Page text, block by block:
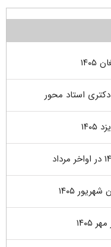
استاد محور
۱۴۰۵